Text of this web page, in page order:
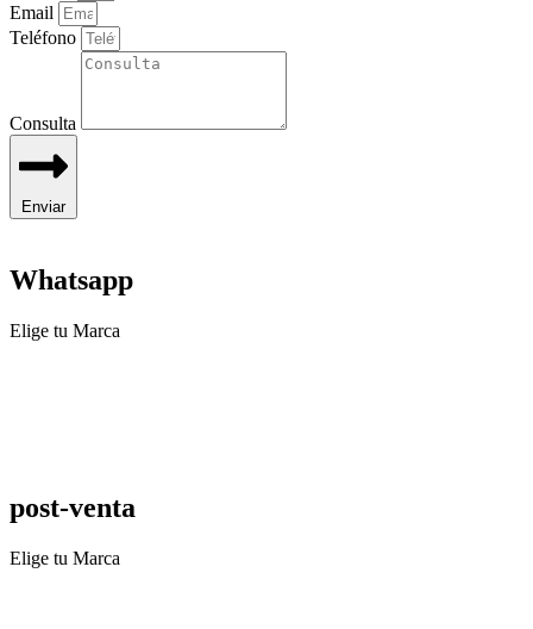
Email
Teléfono
Consulta
Enviar
Whatsapp
Elige tu Marca
post-venta
Elige tu Marca